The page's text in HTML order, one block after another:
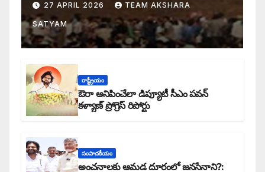
27 APRIL 2026 TEAM AKSHARA
SATYAM
రాష్ట్రీయం
ఔరా అనిపించేలా డిప్యూటీ సీఎం పవన్
కళ్యాణ్ ప్రోగ్రెస్ రిపోర్టు
సంపాదకీయం
అంచనాలకు ఆమడ దూరంలో జనసేనాని?: